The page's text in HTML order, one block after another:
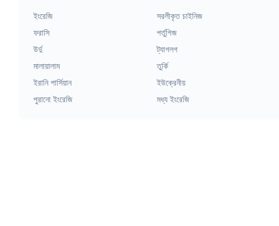
ইংরেজি সরলীকৃত চাইনিজ
ফরাসি
পর্তুগিজ
উর্দু
ট্যাগলগ
মালায়ালাম
তুর্কি
ইরানি পার্সিয়ান
ইউক্রেনীয়
পুরানো ইংরেজি
মধ্য ইংরেজি